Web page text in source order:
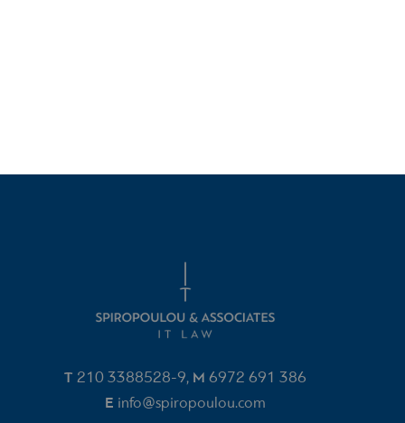
T 210 3388528-9, M 6972 691 386‬
E info@spiropoulou.com